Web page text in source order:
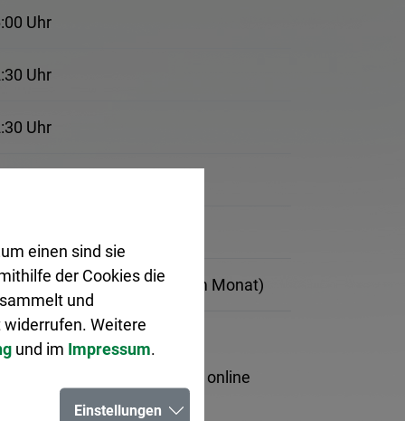
Uhr
Uhr
Uhr
Uhr (jeden 1. Samstag im Monat)
Terminvereinbarung auch online
einen sind sie
der Cookies die
und
Weitere
und im Impressum.
Einstellungen